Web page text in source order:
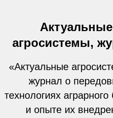
Актуальные
агросистемы,
«Актуальные
журнал о
технологиях аграрного
и опыте их